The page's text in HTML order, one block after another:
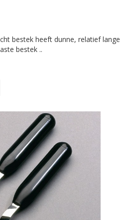
bestek heeft dunne, relatief lange
bestek ..